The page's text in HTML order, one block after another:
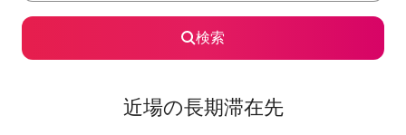
検索
近場の長期滞在先